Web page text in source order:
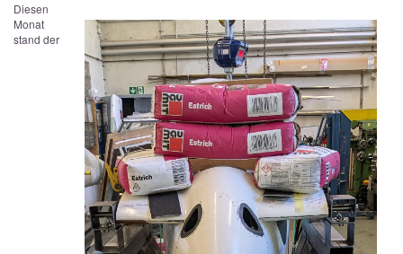
Diesen
Monat
stand der